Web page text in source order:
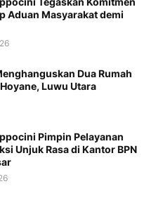
Aduan Masyarakat demi
Dua Rumah
Luwu Utara
Pimpin Pelayanan
Unjuk Rasa di Kantor BPN